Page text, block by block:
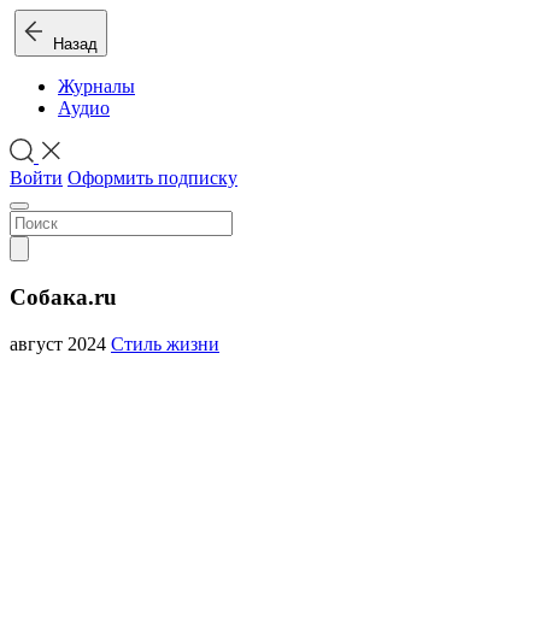
Назад
Журналы
Аудио
Войти Оформить подписку
Собака.ru
август 2024 Стиль жизни